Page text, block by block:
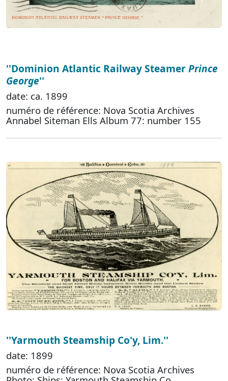
''Dominion Atlantic Railway SteamerPrince
George''
date: ca. 1899
numéro de référence: Nova Scotia Archives
Annabel Siteman Ells Album 77: number 155
''Yarmouth Steamship Co'y, Lim.''
date: 1899
numéro de référence: Nova Scotia Archives